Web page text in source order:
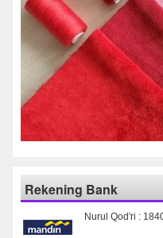
Rekening Bank
Nurul Qod'ri :